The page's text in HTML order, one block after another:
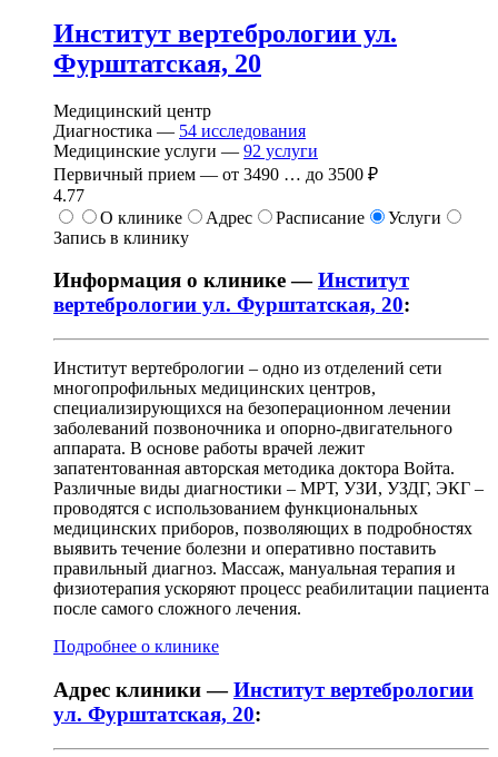
Институт вертебрологии ул.
Фурштатская, 20
Медицинский центр
Диагностика — 54 исследования
Медицинские услуги — 92 услуги
Первичный прием — от 3490 … до 3500 ₽
4.77
О клинике
Адрес Расписание
Услуги
Запись в клинику
Информация о клинике —Институт
вертебрологии ул. Фурштатская, 20:
Институт вертебрологии – одно из отделений сети
многопрофильных медицинских центров,
специализирующихся на безоперационном лечении
заболеваний позвоночника и опорно-двигательного
аппарата. В основе работы врачей лежит
запатентованная авторская методика доктора Войта.
Различные виды диагностики – МРТ, УЗИ, УЗДГ, ЭКГ –
проводятся с использованием функциональных
медицинских приборов, позволяющих в подробностях
выявить течение болезни и оперативно поставить
правильный диагноз. Массаж, мануальная терапия и
физиотерапия ускоряют процесс реабилитации пациента
после самого сложного лечения.
Подробнее о клинике
Адрес клиники —Институт вертебрологии
ул. Фурштатская, 20: